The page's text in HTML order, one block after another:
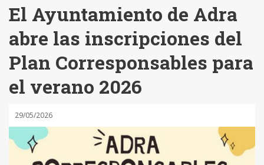
El Ayuntamiento de Adra
abre las inscripciones del
Plan Corresponsables para
el verano 2026
29/05/2026